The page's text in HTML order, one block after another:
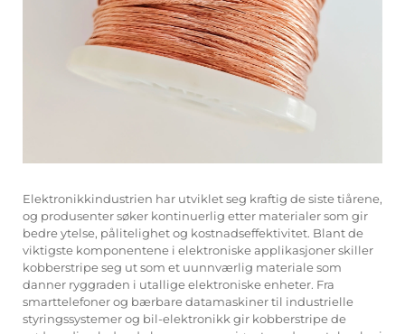
Elektronikkindustrien har utviklet seg kraftig de siste tiårene,
og produsenter søker kontinuerlig etter materialer som gir
bedre ytelse, pålitelighet og kostnadseffektivitet. Blant de
viktigste komponentene i elektroniske applikasjoner skiller
kobberstripe seg ut som et uunnværlig materiale som
danner ryggraden i utallige elektroniske enheter. Fra
smarttelefoner og bærbare datamaskiner til industrielle
styringssystemer og bil-elektronikk gir kobberstripe de